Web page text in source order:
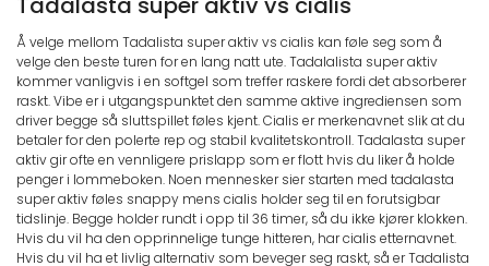
Å velge mellom Tadalista super aktiv vs cialis kan føle seg som å
velge den beste turen for en lang natt ute. Tadalalista super aktiv
kommer vanligvis i en softgel som treffer raskere fordi det absorberer
raskt. Vibe er i utgangspunktet den samme aktive ingrediensen som
driver begge så sluttspillet føles kjent. Cialis er merkenavnet slik at du
betaler for den polerte rep og stabil kvalitetskontroll. Tadalasta super
aktiv gir ofte en vennligere prislapp som er flott hvis du liker å holde
penger i lommeboken. Noen mennesker sier starten med tadalasta
super aktiv føles snappy mens cialis holder seg til en forutsigbar
tidslinje. Begge holder rundt i opp til 36 timer, så du ikke kjører klokken.
Hvis du vil ha den opprinnelige tunge hitteren, har cialis etternavnet.
Hvis du vil ha et livlig alternativ som beveger seg raskt, så er Tadalista